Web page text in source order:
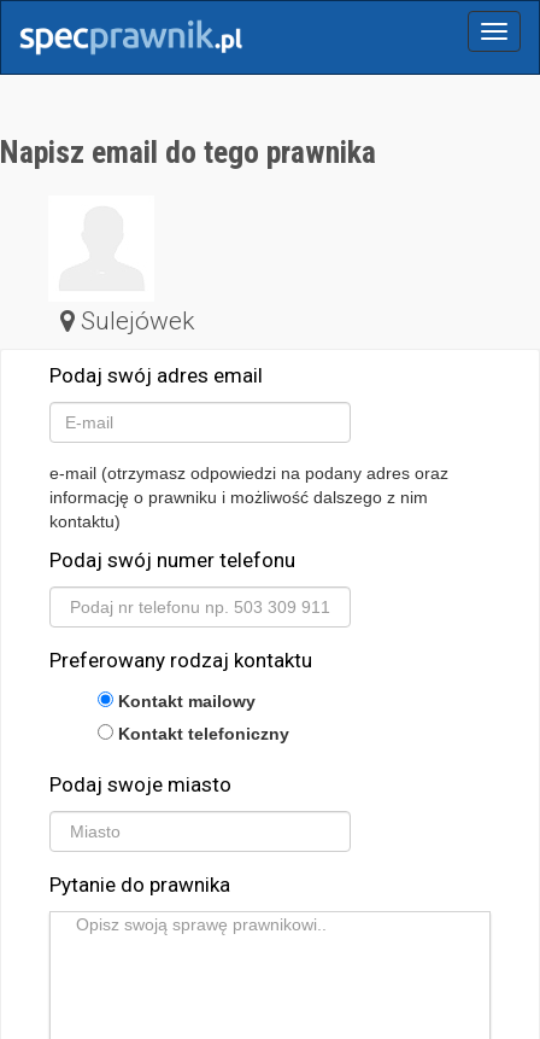
Menu
Napisz email do tego prawnika
Sulejówek
Podaj swój adres email
e-mail (otrzymasz odpowiedzi na podany adres oraz
informację o prawniku i możliwość dalszego z nim
kontaktu)
Podaj swój numer telefonu
Preferowany rodzaj kontaktu
Kontakt mailowy
Kontakt telefoniczny
Podaj swoje miasto
Pytanie do prawnika